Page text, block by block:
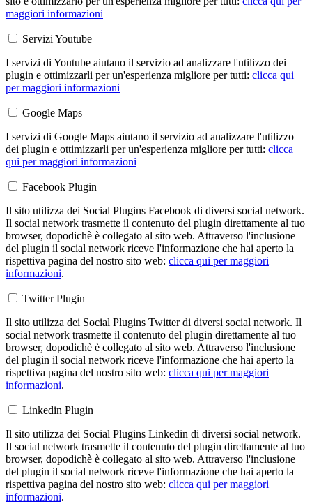
maggiori informazioni
Servizi Youtube
I servizi di Youtube aiutano il servizio ad analizzare l'utilizzo dei
plugin e ottimizzarli per un'esperienza migliore per tutti: clicca qui
per maggiori informazioni
Google Maps
I servizi di Google Maps aiutano il servizio ad analizzare l'utilizzo
dei plugin e ottimizzarli per un'esperienza migliore per tutti: clicca
qui per maggiori informazioni
Facebook Plugin
Il sito utilizza dei Social Plugins Facebook di diversi social network.
Il social network trasmette il contenuto del plugin direttamente al tuo
browser, dopodichè è collegato al sito web. Attraverso l'inclusione
del plugin il social network riceve l'informazione che hai aperto la
rispettiva pagina del nostro sito web: clicca qui per maggiori
informazioni.
Twitter Plugin
Il sito utilizza dei Social Plugins Twitter di diversi social network. Il
social network trasmette il contenuto del plugin direttamente al tuo
browser, dopodichè è collegato al sito web. Attraverso l'inclusione
del plugin il social network riceve l'informazione che hai aperto la
rispettiva pagina del nostro sito web: clicca qui per maggiori
informazioni.
Linkedin Plugin
Il sito utilizza dei Social Plugins Linkedin di diversi social network.
Il social network trasmette il contenuto del plugin direttamente al tuo
browser, dopodichè è collegato al sito web. Attraverso l'inclusione
del plugin il social network riceve l'informazione che hai aperto la
rispettiva pagina del nostro sito web: clicca qui per maggiori
informazioni.